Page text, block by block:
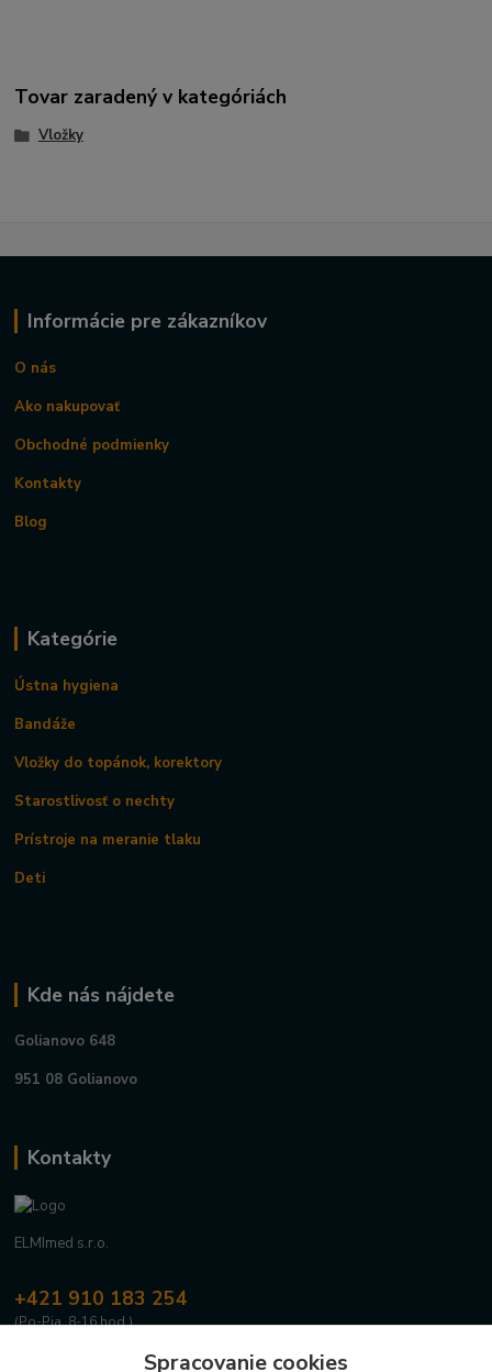
Tovar zaradený v kategóriách
Vložky
Informácie pre zákazníkov
O nás
Ako nakupovať
Obchodné podmienky
Kontakty
Blog
Kategórie
Ústna hygiena
Bandáže
Vložky do topánok, korektory
Starostlivosť o nechty
Prístroje na meranie tlaku
Deti
Kde nás nájdete
Golianovo 648
951 08 Golianovo
Kontakty
ELMImed s.r.o.
+421 910 183 254
(Po-Pia, 8-16 hod.)
info@elmimed.skSpracovanie cookies